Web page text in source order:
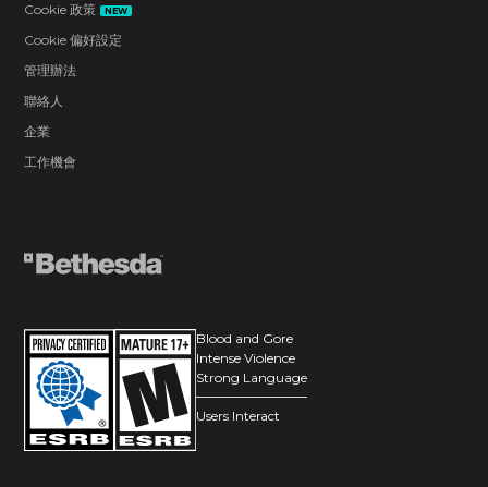
Cookie 政策
NEW
Cookie 偏好設定
管理辦法
聯絡人
企業
工作機會
Blood and Gore
Intense Violence
Strong Language
Users Interact